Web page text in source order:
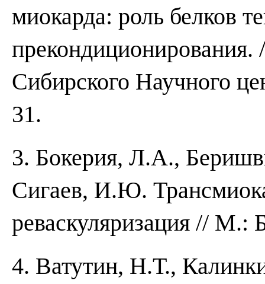
миокарда: роль белков
Сибирского Научного
31.
3. Бокерия, Л.А.,
Сигаев, И.Ю.
реваскуляризация // М.:
4. Ватутин, Н.Т.,